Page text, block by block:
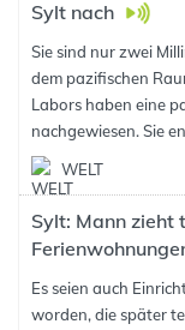
Sylt nach
Sie sind nur zwei
dem pazifischen
Labors haben eine
nachgewiesen. Sie
WELT
Sylt: Mann zieht
Es seien auch
worden, die später